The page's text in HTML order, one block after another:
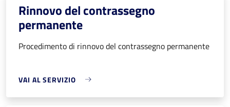
Rinnovo del contrassegno
permanente
Procedimento di rinnovo del contrassegno permanente
VAI AL SERVIZIO